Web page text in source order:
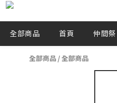
全部商品 首頁 仲間祭
全部商品 /全部商品